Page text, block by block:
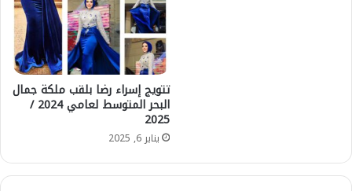
تتويج إسراء رضا بلقب ملكة جمال
البحر المتوسط لعامي 2024 /
2025
يناير 6, 2025